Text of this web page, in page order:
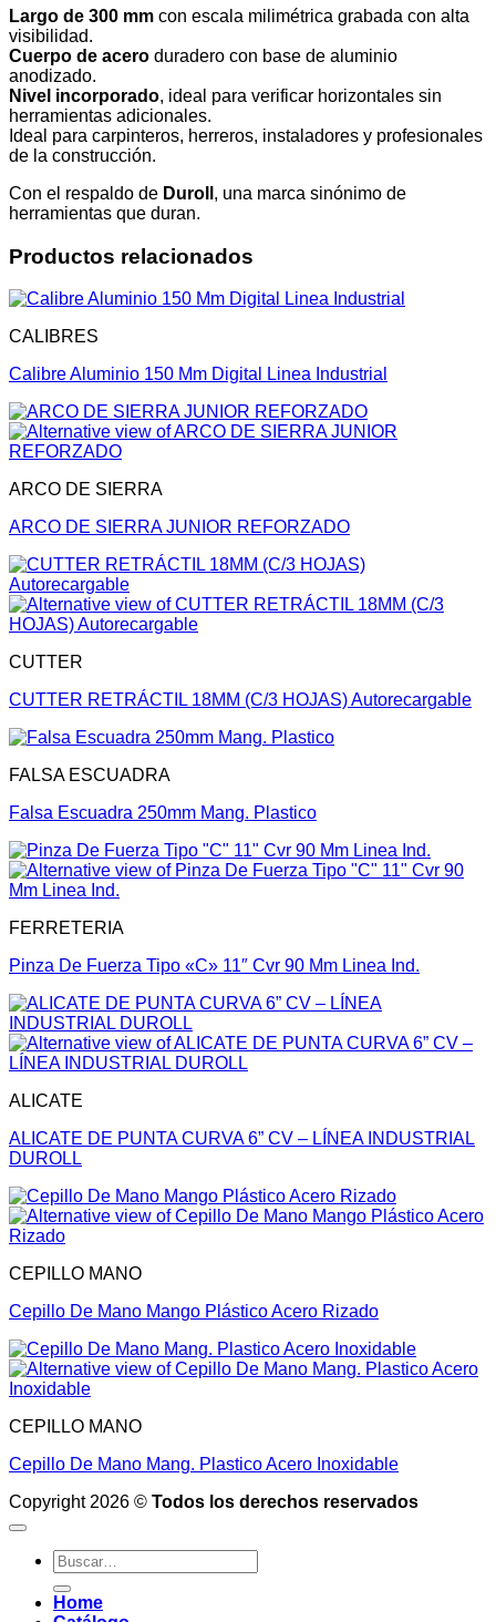
Largo de 300 mm con escala milimétrica grabada con alta
visibilidad.
Cuerpo de acero duradero con base de aluminio
anodizado.
Nivel incorporado, ideal para verificar horizontales sin
herramientas adicionales.
Ideal para carpinteros, herreros, instaladores y profesionales
de la construcción.
Con el respaldo de Duroll , una marca sinónimo de
herramientas que duran.
Productos relacionados
CALIBRES
Calibre Aluminio 150 Mm Digital Linea Industrial
ARCO DE SIERRA
ARCO DE SIERRA JUNIOR REFORZADO
CUTTER
CUTTER RETRÁCTIL 18MM (C/3 HOJAS) Autorecargable
FALSA ESCUADRA
Falsa Escuadra 250mm Mang. Plastico
FERRETERIA
Pinza De Fuerza Tipo «C» 11″ Cvr 90 Mm Linea Ind.
ALICATE
ALICATE DE PUNTA CURVA 6” CV – LÍNEA INDUSTRIAL
DUROLL
CEPILLO MANO
Cepillo De Mano Mango Plástico Acero Rizado
CEPILLO MANO
Cepillo De Mano Mang. Plastico Acero Inoxidable
Copyright 2026 © Todos los derechos reservados
Buscar
por:
Home